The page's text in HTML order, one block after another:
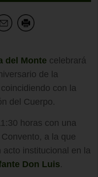
del Monte celebrará
de la
coincidiendo con la
del Cuerpo.
horas con una
a la que
acto institucional en la
Don Luis.